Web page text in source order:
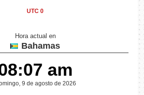
UTC 0
Hora actual en
Bahamas
am
9 de agosto de 2026